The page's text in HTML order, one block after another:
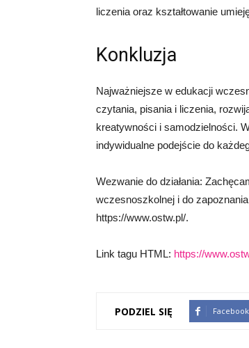
liczenia oraz kształtowanie
Konkluzja
Najważniejsze w edukacji
czytania, pisania i liczenia,
kreatywności i samodzielności.
indywidualne podejście do
Wezwanie do działania:
wczesnoszkolnej i do
https://www.ostw.pl/.
Link tagu HTML: https://
PODZIEL SIĘ Facebook